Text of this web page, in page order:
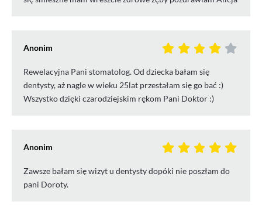
Anonim
Rewelacyjna Pani stomatolog. Od dziecka bałam się
dentysty, aż nagle w wieku 25lat przestałam się go bać :)
Wszystko dzięki czarodziejskim rękom Pani Doktor :)
Anonim
Zawsze bałam się wizyt u dentysty dopóki nie poszłam do
pani Doroty.